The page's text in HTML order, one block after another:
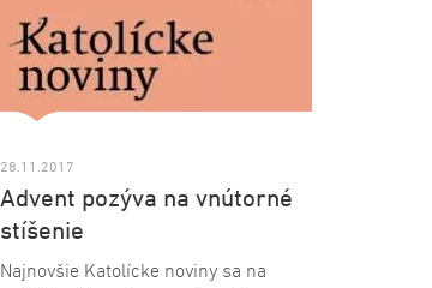
svätého Vojtecha.
28.11.2017
Advent pozýva na vnútorné
stíšenie
Najnovšie Katolícke noviny sa na